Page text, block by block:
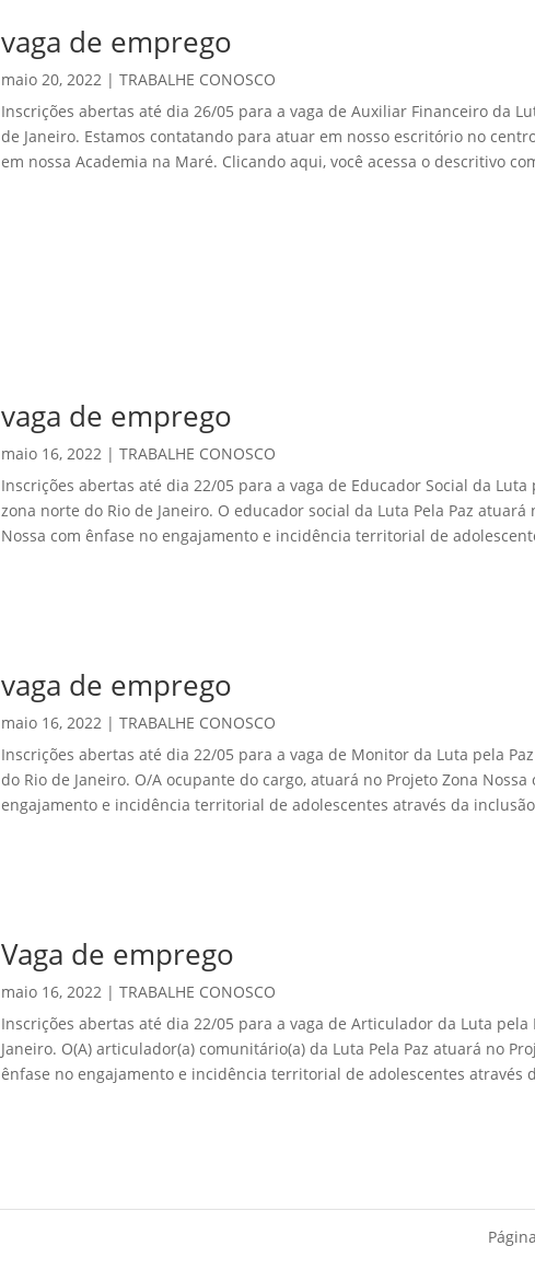
vaga de emprego
maio 20, 2022 | TRABALHE CONOSCO
Inscrições abertas até dia 26/05 para a vaga de Auxiliar Financeiro da
de Janeiro. Estamos contatando para atuar em nosso escritório no
em nossa Academia na Maré. Clicando aqui, você acessa o descritivo
vaga de emprego
maio 16, 2022| TRABALHE CONOSCO
Inscrições abertas até dia 22/05 para a vaga de Educador Social da Luta
zona norte do Rio de Janeiro. O educador social da Luta Pela Paz atuará
Nossa com ênfase no engajamento e incidência territorial de
vaga de emprego
maio 16, 2022| TRABALHE CONOSCO
Inscrições abertas até dia 22/05 para a vaga de Monitor da Luta pela
do Rio de Janeiro. O/A ocupante do cargo, atuará no Projeto Zona Nossa
engajamento e incidência territorial de adolescentes através da
Vaga de emprego
maio 16, 2022| TRABALHE CONOSCO
Inscrições abertas até dia 22/05 para a vaga de Articulador da Luta pela
Janeiro. O(A) articulador(a) comunitário(a) da Luta Pela Paz atuará no
ênfase no engajamento e incidência territorial de adolescentes através